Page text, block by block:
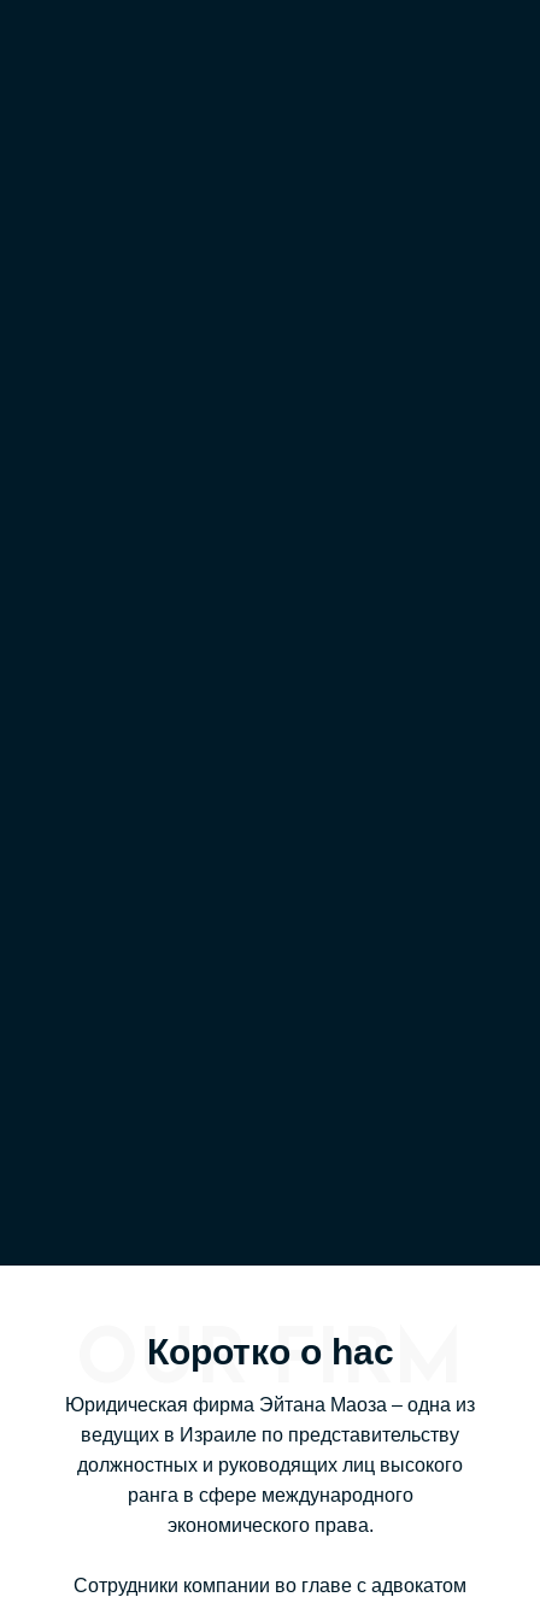
OUR FIRM
Коротко о hас
Юридическая фирма Эйтана Маоза – одна из
ведущих в Израиле по представительству
должностных и руководящих лиц высокого
ранга в сфере международного
экономического права.
Сотрудники компании во главе с адвокатом